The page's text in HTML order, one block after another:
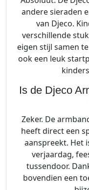
andere sieraden
van Djeco.
verschillende
eigen stijl samen
ook een leuk
Is de Djeco
Zeker. De
heeft direct een
aanspreekt. Het
verjaardag,
tussendoor.
bovendien een